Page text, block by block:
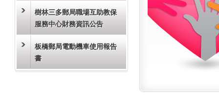
樹林三多郵局職場互助教保
服務中心財務資訊公告
板橋郵局電動機車使用報告
書